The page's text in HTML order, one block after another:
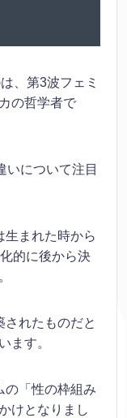
、第3波フェミ
の哲学者で
いについて注目
生まれた時から
的に後から決
されたものだと
ます。
の「性の枠組み
けとなりまし